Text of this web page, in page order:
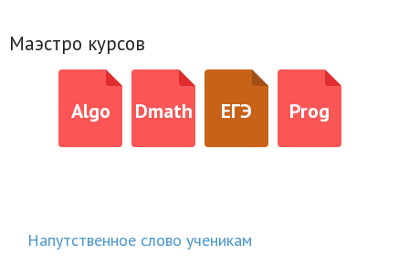
Маэстро курсов
Algo Dmath ЕГЭ Prog
Напутственное слово ученикам